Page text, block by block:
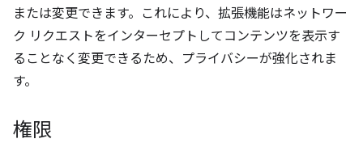
または変更できます。これにより、拡張機能はネットワー
ク リクエストをインターセプトしてコンテンツを表示す
ることなく変更できるため、プライバシーが強化されま
す。
権限